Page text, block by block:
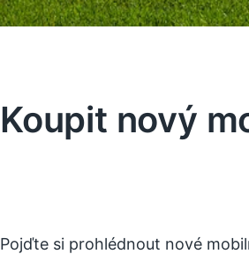
Koupit nový
Pojďte si prohlédnout nové